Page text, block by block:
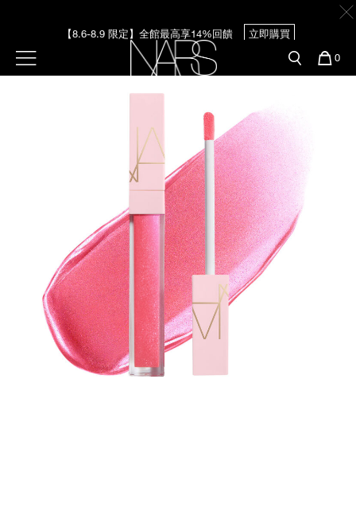
立即購買
【8/3-8/10限定】明星底妝買1送1 立即購買
【8/3-8/10限定】限時輸碼贈迷你腮紅露 立即購買
新客首購輸＜WELCOME＞享9折
選單"
您
0
預約金曲獎妝容
新客專屬優惠
舊客回購禮遇
彩盤及禮盒組
彩妝專欄